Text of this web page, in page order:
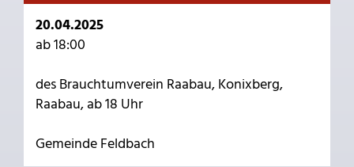
20.04.2025
ab 18:00
des Brauchtumverein Raabau, Konixberg,
Raabau, ab 18 Uhr
Gemeinde Feldbach